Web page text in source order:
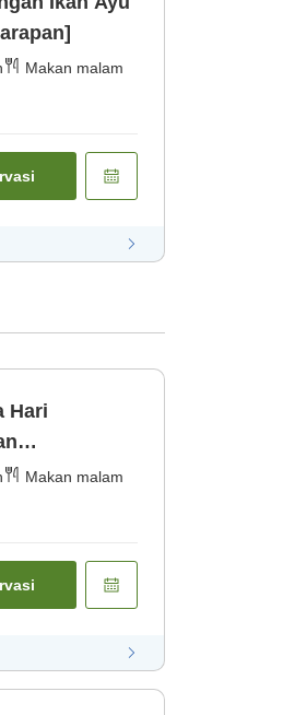
Makan malam
Hari
malam]
Makan malam